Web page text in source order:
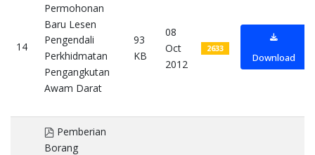
14
Permohonan
Baru Lesen
Pengendali
Perkhidmatan
Pengangkutan
Awam Darat
93
KB
08
Oct
2012
2633
Download
pdf
Pemberian
Borang